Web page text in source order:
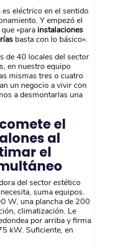
eléctrico en el sentido
Y empezó el
«para instalaciones
basta con lo básico».
de 40 locales del sector
en nuestro equipo
mismas tres o cuatro
un negocio a vivir con
a desmontarlas una
el
al
el
del sector estético
suma equipos.
W, una plancha de 200
climatización. Le
por arriba y firma
kW. Suficiente, en